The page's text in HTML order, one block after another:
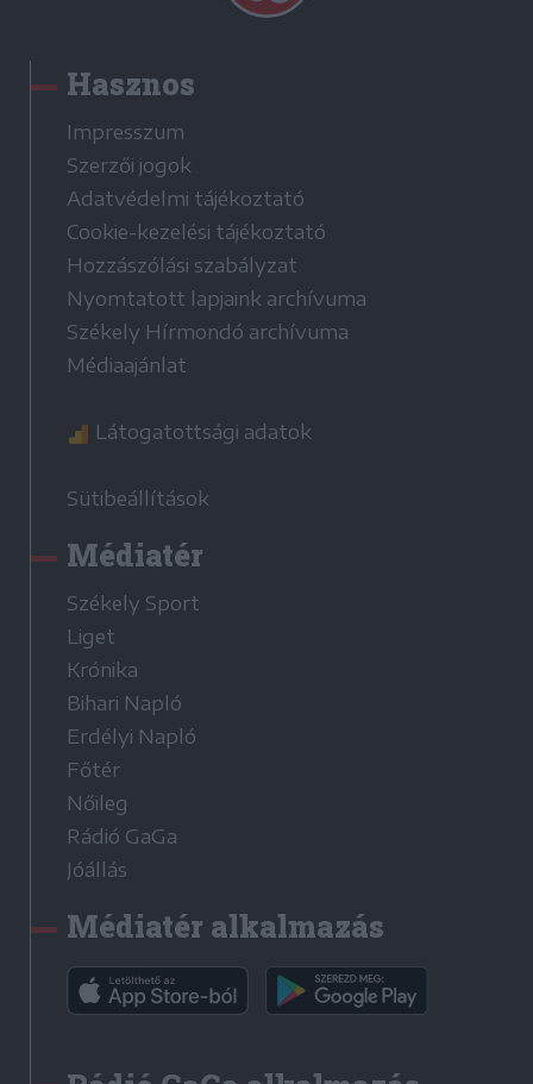
Hasznos
Impresszum
Szerzői jogok
Adatvédelmi tájékoztató
Cookie-kezelési tájékoztató
Hozzászólási szabályzat
Nyomtatott lapjaink archívuma
Székely Hírmondó archívuma
Médiaajánlat
Látogatottsági adatok
Sütibeállítások
Médiatér
Székely Sport
Liget
Krónika
Bihari Napló
Erdélyi Napló
Főtér
Nőileg
Rádió GaGa
Jóállás
Médiatér alkalmazás